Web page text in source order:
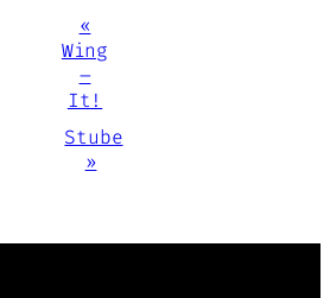
Veranstaltung-
Navigation
«
Wing
–
It!
Stube
»